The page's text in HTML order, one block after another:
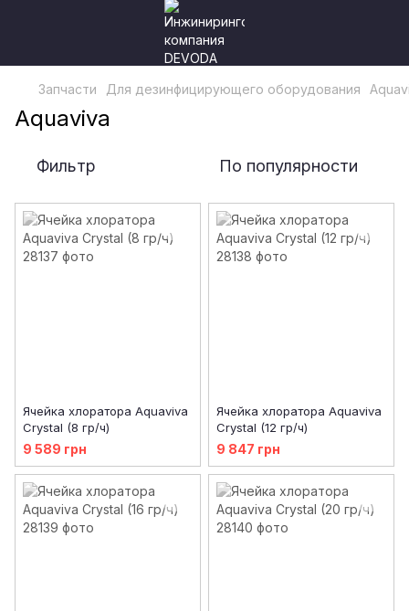
Запчасти Для дезинфицирующего оборудования
Aquaviva
Фильтр По популярности
Ячейка хлоратора Aquaviva
Crystal (8 гр/ч)
9 589 грн
Ячейка хлоратора Aquaviva
Crystal (12 гр/ч)
9 847 грн